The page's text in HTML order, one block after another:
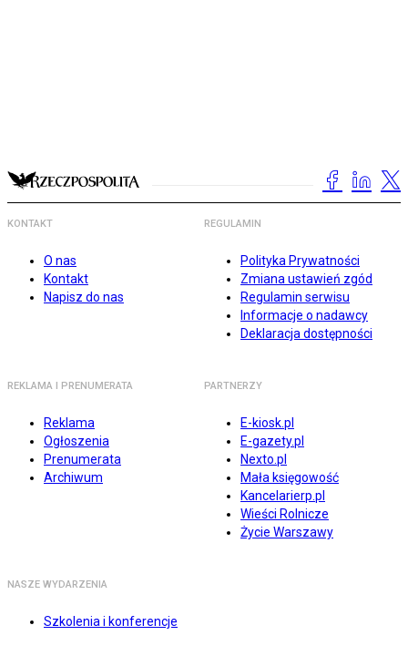
KONTAKT
O nas
Kontakt
Napisz do nas
REGULAMIN
Polityka Prywatności
Zmiana ustawień zgód
Regulamin serwisu
Informacje o nadawcy
Deklaracja dostępności
REKLAMA I PRENUMERATA
Reklama
Ogłoszenia
Prenumerata
Archiwum
PARTNERZY
E-kiosk.pl
E-gazety.pl
Nexto.pl
Mała księgowość
Kancelarierp.pl
Wieści Rolnicze
Życie Warszawy
NASZE WYDARZENIA
Szkolenia i konferencje